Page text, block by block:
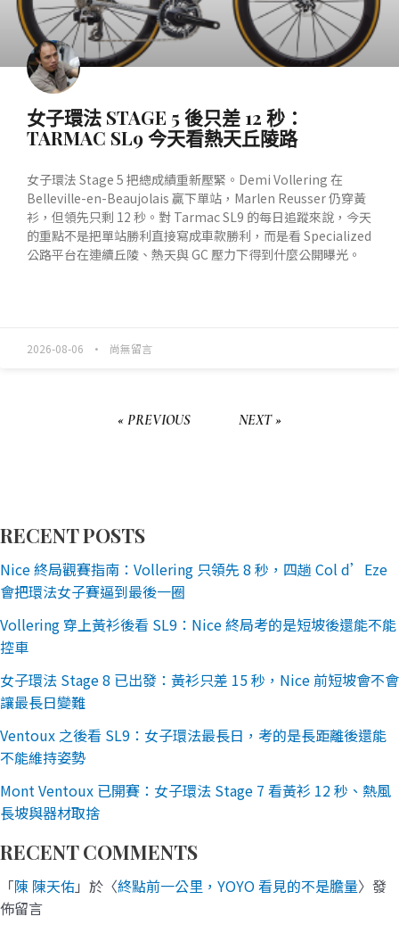
女子環法 STAGE 5 後只差 12 秒：
TARMAC SL9 今天看熱天丘陵路
女子環法 Stage 5 把總成績重新壓緊。Demi Vollering 在
Belleville-en-Beaujolais 贏下單站，Marlen Reusser 仍穿黃
衫，但領先只剩 12 秒。對 Tarmac SL9 的每日追蹤來說，今天
的重點不是把單站勝利直接寫成車款勝利，而是看 Specialized
公路平台在連續丘陵、熱天與 GC 壓力下得到什麼公開曝光。
2026-08-06 尚無留言
« PREVIOUS NEXT »
RECENT POSTS
Nice 終局觀賽指南：Vollering 只領先 8 秒，四趟 Col d’Eze
會把環法女子賽逼到最後一圈
Vollering 穿上黃衫後看 SL9：Nice 終局考的是短坡後還能不能
控車
女子環法 Stage 8 已出發：黃衫只差 15 秒，Nice 前短坡會不會
讓最長日變難
Ventoux 之後看 SL9：女子環法最長日，考的是長距離後還能
不能維持姿勢
Mont Ventoux 已開賽：女子環法 Stage 7 看黃衫 12 秒、熱風
長坡與器材取捨
RECENT COMMENTS
「陳 陳天佑」於〈終點前一公里，YOYO 看見的不是膽量〉發
佈留言